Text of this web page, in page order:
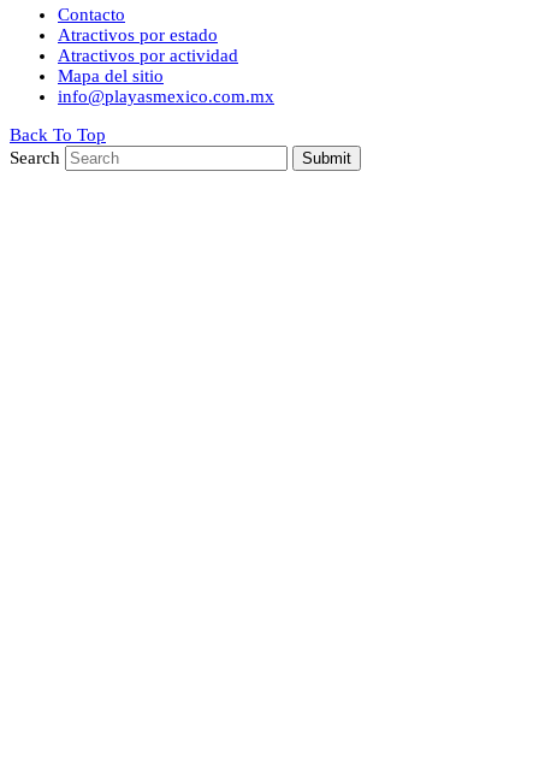
Contacto
Atractivos por estado
Atractivos por actividad
Mapa del sitio
info@playasmexico.com.mx
Back To Top
Search
Submit